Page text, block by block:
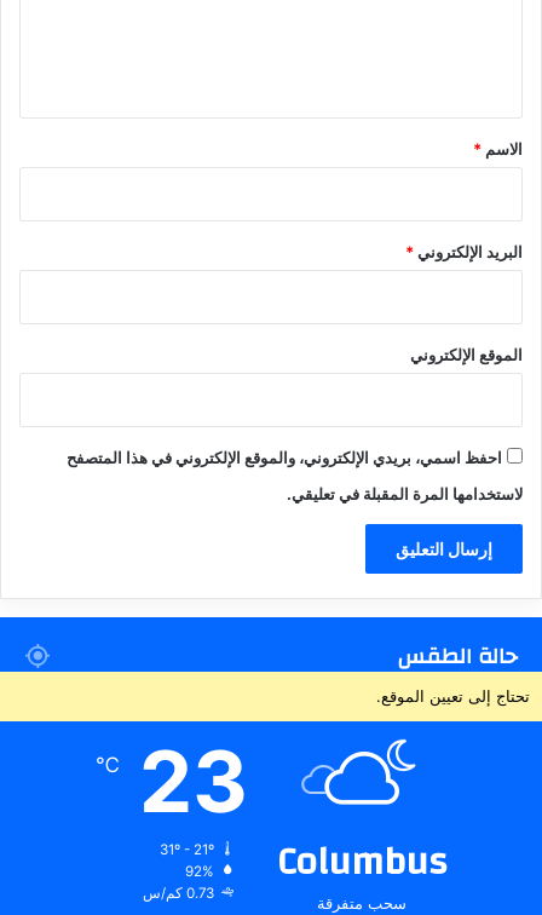
*
الاسم *
البريد الإلكتروني*
الموقع الإلكتروني
احفظ اسمي، بريدي الإلكتروني، والموقع الإلكتروني في هذا المتصفح
لاستخدامها المرة المقبلة في تعليقي.
حالة الطقس
تحتاج إلى تعيين الموقع.
Columbus
سحب متفرقة
23
℃
92%
0.73 كم/س